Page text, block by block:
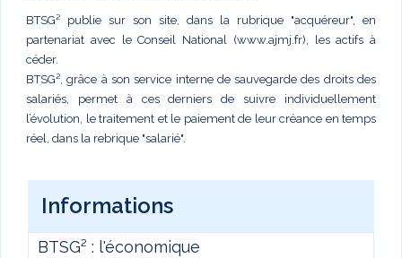
BTSG² publie sur son site, dans la rubrique "acquéreur", en
partenariat avec le Conseil National (www.ajmj.fr), les actifs à
céder.
BTSG², grâce à son service interne de sauvegarde des droits des
salariés, permet à ces derniers de suivre individuellement
l’évolution, le traitement et le paiement de leur créance en temps
réel, dans la rebrique "salarié".
Informations
BTSG² : l'économique